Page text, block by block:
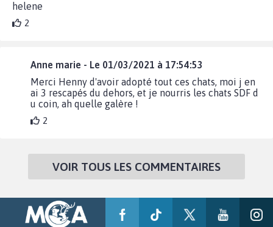
helene
2
Anne marie - Le 01/03/2021 à 17:54:53
Merci Henny d'avoir adopté tout ces chats, moi j en
ai 3 rescapés du dehors, et je nourris les chats SDF d
u coin, ah quelle galère !
2
VOIR TOUS LES COMMENTAIRES